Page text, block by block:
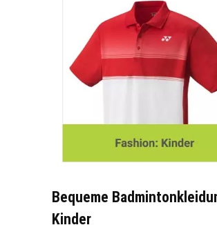
Bequeme
Kinder